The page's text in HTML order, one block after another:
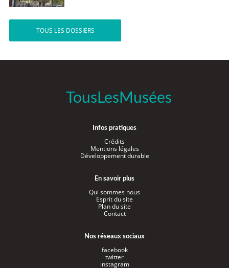
TOUS LES DOSSIERS
TousLesMusées
Infos pratiques
Crédits
Mentions légales
Développement durable
En savoir plus
Qui sommes nous
Esprit du site
Plan du site
Contact
Nos réseaux sociaux
facebook
twitter
instagram